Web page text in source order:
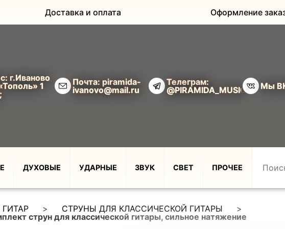
Доставка и оплата Оформление
г.Иваново
1
Почта: piramida-
ivanovo@mail.ru
Телеграм:
@PIRAMIDA_MUSIC
Мы
ДУХОВЫЕ УДАРНЫЕ ЗВУК СВЕТ ПРОЧЕЕ
> СТРУНЫ ДЛЯ КЛАССИЧЕСКОЙ ГИТАРЫ
>
струн для классической гитары, сильное натяжение